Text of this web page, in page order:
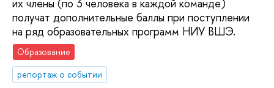
их члены (по 3 человека в каждой команде)
получат дополнительные баллы при поступлении
на ряд образовательных программ НИУ ВШЭ.
Образование
репортаж о событии